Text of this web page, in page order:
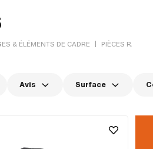
& ÉLÉMENTS DE CADRE | PIÈCES
Avis Surface